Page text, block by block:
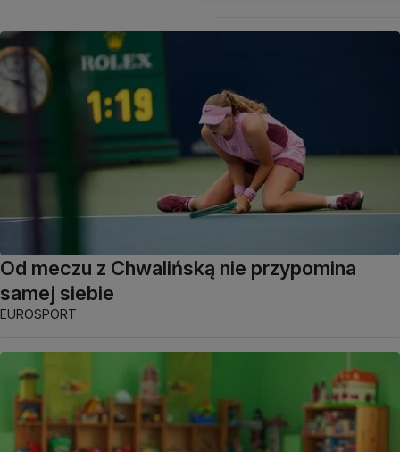
Od meczu z Chwalińską nie przypomina
samej siebie
EUROSPORT